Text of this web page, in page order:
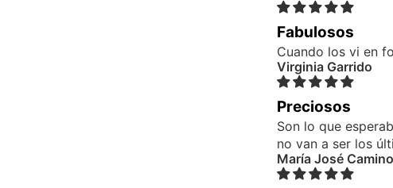
Fabulosos
Cuando los vi en
Virginia Garrido
Preciosos
Son lo que
no van a ser los
María José